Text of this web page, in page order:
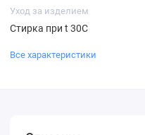
Уход за изделием
Стирка при t 30С
Все характеристики